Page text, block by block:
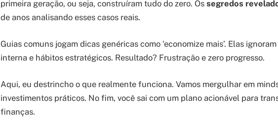
primeira geração, ou seja, construíram tudo do zero. Os segredos
de anos analisando esses casos reais.
Guias comuns jogam dicas genéricas como ‘economize mais’. Elas
interna e hábitos estratégicos. Resultado? Frustração e zero progresso.
Aqui, eu destrincho o que realmente funciona. Vamos mergulhar em
investimentos práticos. No fim, você sai com um plano acionável para
finanças.